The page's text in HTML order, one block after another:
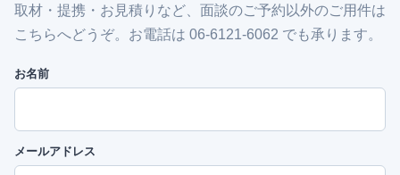
取材・提携・お見積りなど、面談のご予約以外のご用件は
こちらへどうぞ。お電話は 06-6121-6062 でも承ります。
お名前
メールアドレス